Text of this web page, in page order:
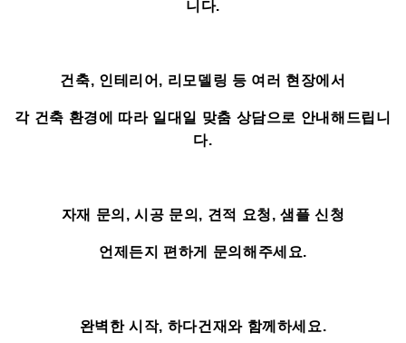
니다.
건축, 인테리어, 리모델링 등 여러 현장에서
각 건축 환경에 따라 일대일 맞춤 상담으로 안내해드립니
다.
자재 문의, 시공 문의, 견적 요청, 샘플 신청
언제든지 편하게 문의해주세요.
완벽한 시작, 하다건재와 함께하세요.